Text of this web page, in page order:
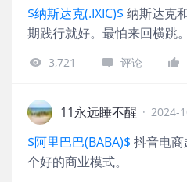
$纳斯达克(.IXIC)$ 纳斯达克
期践行就好。最怕来回横跳。
3,721 评论
11永远睡不醒 · 2024-
$阿里巴巴(BABA)$ 抖音电
个好的商业模式。